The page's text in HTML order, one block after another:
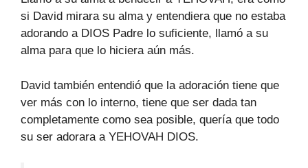
si David mirara su alma y entendiera que no estaba
adorando a DIOS Padre lo suficiente, llamó a su
alma para que lo hiciera aún más.
David también entendió que la adoración tiene que
ver más con lo interno, tiene que ser dada tan
completamente como sea posible, quería que todo
su ser adorara a YEHOVAH DIOS.